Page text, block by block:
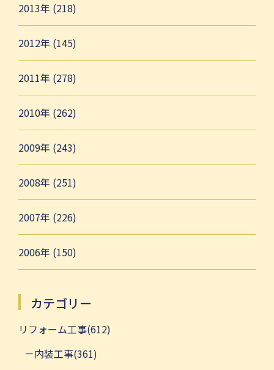
2013年 (218)
2012年 (145)
2011年 (278)
2010年 (262)
2009年 (243)
2008年 (251)
2007年 (226)
2006年 (150)
カテゴリー
リフォーム工事(612)
内装工事(361)